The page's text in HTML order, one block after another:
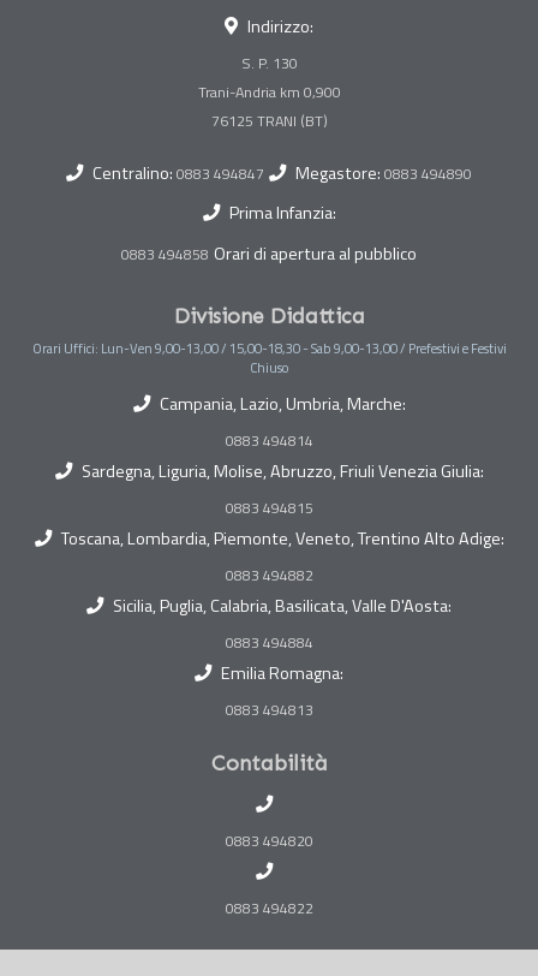
Indirizzo:
S. P. 130
Trani-Andria km 0,900
Centralino: 0883 494847 Megastore: 0883 494890
Prima Infanzia:
0883 494858 Orari di apertura al pubblico
Divisione Didattica
Orari Uffici: Lun-Ven 9,00-13,00 / 15,00-18,30 - Sab 9,00-13,00 / Prefestivi e Festivi
Chiuso
Campania, Lazio, Umbria, Marche:
0883 494814
Sardegna, Liguria, Molise, Abruzzo, Friuli Venezia Giulia:
0883 494815
Toscana, Lombardia, Piemonte, Veneto, Trentino Alto Adige:
0883 494882
Sicilia, Puglia, Calabria, Basilicata, Valle D'Aosta:
0883 494884
Emilia Romagna:
0883 494813
Contabilità
0883 494820
0883 494822